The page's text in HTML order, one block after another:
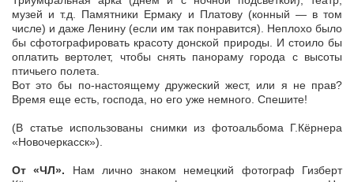
музей и т.д. Памятники Ермаку и Платову (конный — в том
числе) и даже Ленину (если им так понравится). Неплохо было
бы сфотографировать красоту донской природы. И стоило бы
оплатить вертолет, чтобы снять панораму города с высоты
птичьего полета.
Вот это бы по-настоящему дружеский жест, или я не прав?
Время еще есть, господа, но его уже немного. Спешите!
(В статье использованы снимки из фотоальбома Г.Кёрнера
«Новочеркасск»).
От «ЧЛ». Нам лично знаком немецкий фотограф Гизберт